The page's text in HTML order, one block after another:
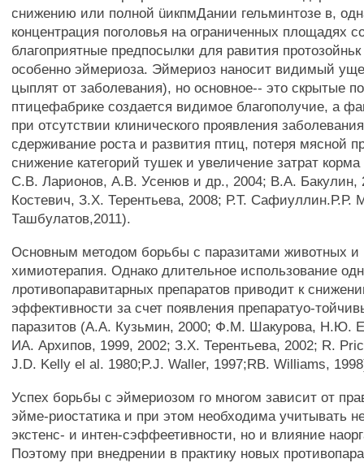
снижению или полной üикпмДании гельминтозе в,
концентрация поголовья на ограниченных площадях
благоприятные предпосылки для равития
особенно эймериоза. Эймериоз наносит видимый
цыплят от заболевания), но основное-- это скрытые
птицефабрике создается видимое благополучие, а
при отсутствии клинического проявления
сдерживание роста и развития птиц, потеря мясной
снижение категорий тушек и увеличение затрат
C.B. Ларионов, A.B. Усенюв и др., 2004; В.А. Бакулин,
Костевич, З.Х. Терентьева, 2008; Р.Т. Сафиуллин.Р.Р.
Ташбулатов,2011).
Основным методом борьбы с паразитами животных и
химиотерапия. Однако длительное использование
лротивопаравитарных препаратов приводит к
эффективности за счет появления препаратуо-
паразитов (A.A. Кузьмин, 2000; Ф.М. Шакурова, Н.Ю.
ИА. Архипов, 1999, 2002; З.Х. Терентьева, 2002; R.
J.D. Kelly el al. 1980;P.J. Waller, 1997;RB. Williams,
Успех борьбы с эймериозом го многом зависит от
эйме-риостатика и при этом необходима учитывать
экстенс- и интен-сэффеетивности, но и влияние
Поэтому при внедрении в практику новых